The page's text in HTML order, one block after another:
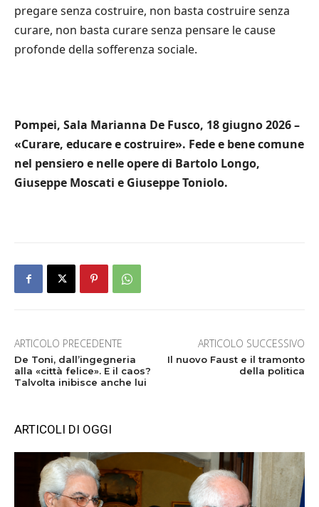
pregare senza costruire, non basta costruire senza
curare, non basta curare senza pensare le cause
profonde della sofferenza sociale.
Pompei, Sala Marianna De Fusco, 18 giugno 2026 –
«Curare, educare e costruire». Fede e bene comune
nel pensiero e nelle opere di Bartolo Longo,
Giuseppe Moscati e Giuseppe Toniolo.
ARTICOLO PRECEDENTE
De Toni, dall’ingegneria
alla «città felice». E il caos?
Talvolta inibisce anche lui
ARTICOLO SUCCESSIVO
Il nuovo Faust e il tramonto
della politica
ARTICOLI DI OGGI